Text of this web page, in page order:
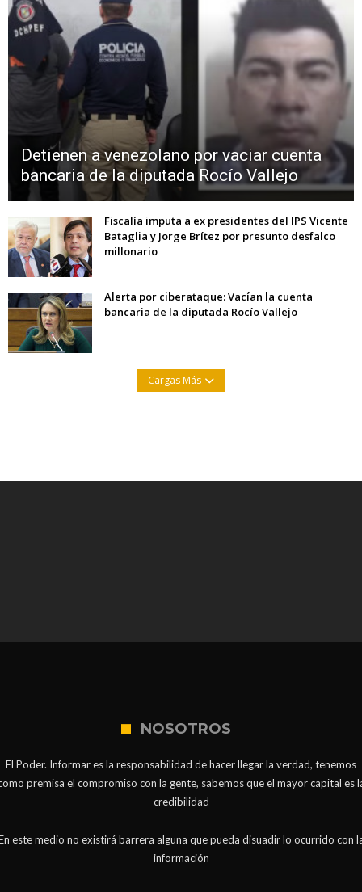
Detienen a venezolano por vaciar cuenta
bancaria de la diputada Rocío Vallejo
Fiscalía imputa a ex presidentes del IPS Vicente
Bataglia y Jorge Brítez por presunto desfalco
millonario
Alerta por ciberataque: Vacían la cuenta
bancaria de la diputada Rocío Vallejo
Cargas Más
NOSOTROS
El Poder. Informar es la responsabilidad de hacer llegar la verdad, tenemos
premisa el compromiso con la gente, sabemos que el mayor capital es
credibilidad
este medio no existirá barrera alguna que pueda disuadir lo ocurrido con
información